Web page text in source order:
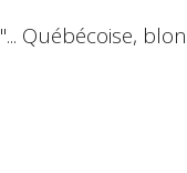
"... Québécoise,